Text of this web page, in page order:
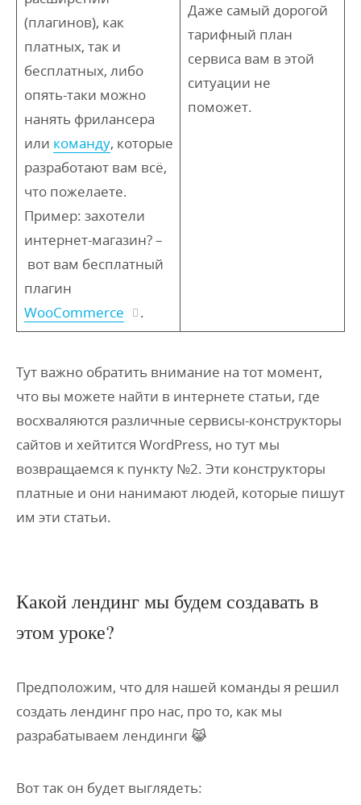
(плагинов), как
платных, так и
бесплатных, либо
опять-таки можно
нанять фрилансера
или команду, которые
разработают вам всё,
что пожелаете.
Пример: захотели
интернет-магазин? –
вот вам бесплатный
плагин
WooCommerce
.
Даже самый дорогой
тарифный план
сервиса вам в этой
ситуации не
поможет.
Тут важно обратить внимание на тот момент,
что вы можете найти в интернете статьи, где
восхваляются различные сервисы-конструкторы
сайтов и хейтится WordPress, но тут мы
возвращаемся к пункту №2. Эти конструкторы
платные и они нанимают людей, которые пишут
им эти статьи.
Какой лендинг мы будем создавать в
этом уроке?
Предположим, что для нашей команды я решил
создать лендинг про нас, про то, как мы
разрабатываем лендинги 😹
Вот так он будет выглядеть: